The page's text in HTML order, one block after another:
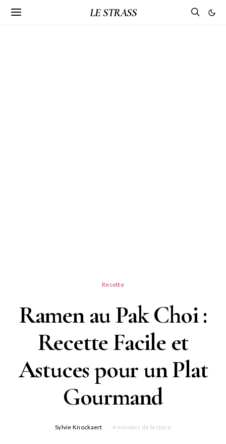
LE STRASS
Recette
Ramen au Pak Choi :
Recette Facile et
Astuces pour un Plat
Gourmand
Sylvie Knockaert 4 minutes de lecture